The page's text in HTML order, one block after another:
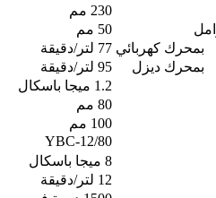
230 مم
50 مم
بمحرك كهربائي 77 لتر/دقيقة
بمحرك ديزل
95 لتر/دقيقة
1.2 ميجا باسكال
80 مم
100 مم
YBC-12/80
8 ميجا باسكال
12 لتر/دقيقة